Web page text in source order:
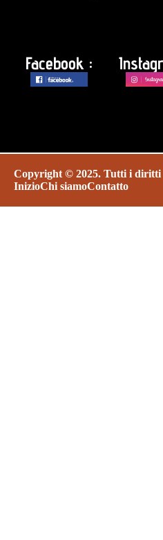
Facebook :
Copyright © 2025. Tutti i diritti
InizioChi siamoContatto